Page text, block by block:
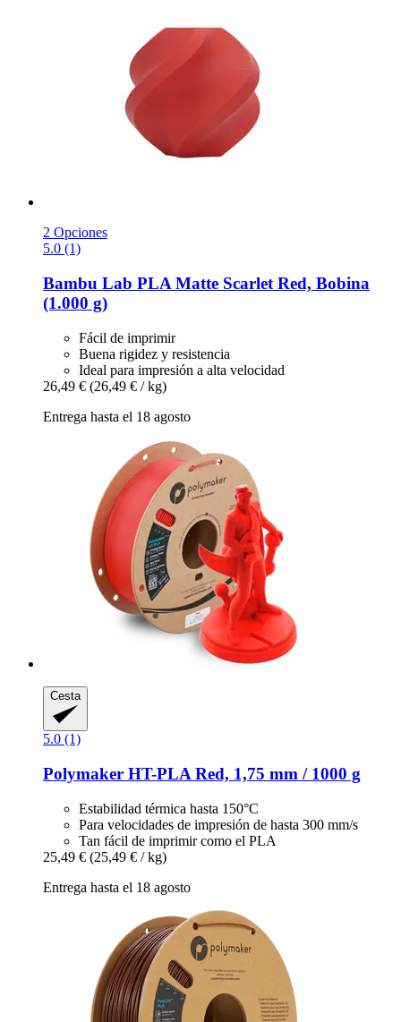
2 Opciones
5.0 (1)
Bambu Lab PLA Matte Scarlet Red, Bobina
(1.000 g)
Fácil de imprimir
Buena rigidez y resistencia
Ideal para impresión a alta velocidad
26,49 € (26,49 € / kg)
Entrega hasta el 18 agosto
Cesta
5.0 (1)
Polymaker HT-​PLA Red, 1,75 mm / 1000 g
Estabilidad térmica hasta 150°C
Para velocidades de impresión de hasta 300 mm/s
Tan fácil de imprimir como el PLA
25,49 € (25,49 € / kg)
Entrega hasta el 18 agosto